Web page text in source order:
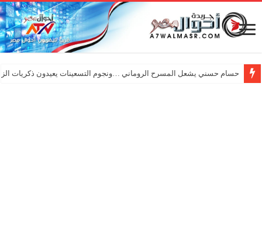
حسام حسني يشعل المسرح الروماني …ونجوم التسعينات يعيدون ذكريات